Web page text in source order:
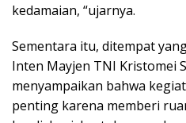
kedamaian, “ujarnya.
Sementara itu, ditempat
Inten Mayjen TNI Kristomei
menyampaikan bahwa
penting karena memberi